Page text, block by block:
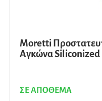
Moretti
Αγκώνα Siliconized
ΣΕ ΑΠΟΘΕΜΑ